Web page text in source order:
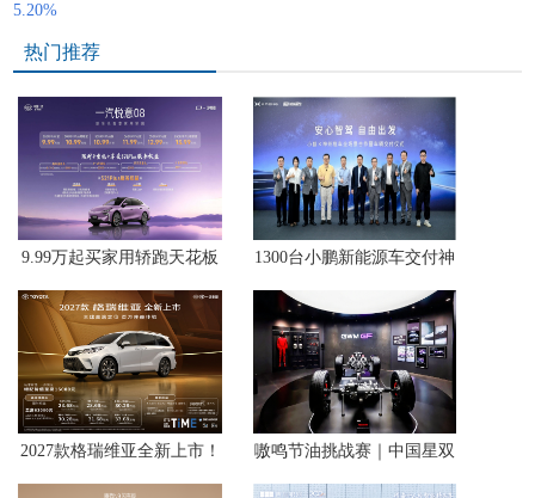
5.20%
热门推荐
9.99万起买家用轿跑天花板
中国一汽悦意08西北区上市
1300台小鹏新能源车交付神
州租车，智能出行体验驶入
暑期自驾场景
2027款格瑞维亚全新上市！
23.68万解锁百万级移动座
嗷鸣节油挑战赛｜中国星双
旗舰抄底开抢